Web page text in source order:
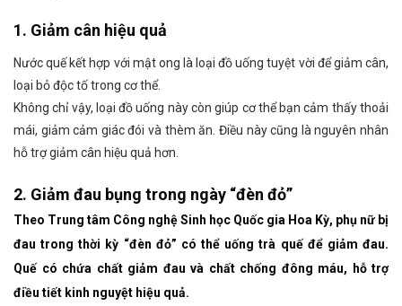
1. Giảm cân hiệu quả
Nước quế kết hợp với mật ong là loại đồ uống tuyệt vời để giảm cân,
loại bỏ độc tố trong cơ thể.
Không chỉ vậy, loại đồ uống này còn giúp cơ thể bạn cảm thấy thoải
mái, giảm cảm giác đói và thèm ăn. Điều này cũng là nguyên nhân
hỗ trợ giảm cân hiệu quả hơn.
2. Giảm đau bụng trong ngày “đèn đỏ”
Theo Trung tâm Công nghệ Sinh học Quốc gia Hoa Kỳ, phụ nữ bị
đau trong thời kỳ “đèn đỏ” có thể uống trà quế để giảm đau.
Quế có chứa chất giảm đau và chất chống đông máu, hỗ trợ
điều tiết kinh nguyệt hiệu quả.